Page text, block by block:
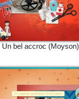
Un bel accroc (Moyson)